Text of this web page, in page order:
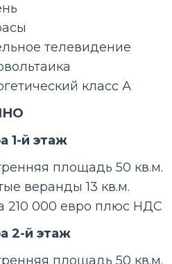
телевидение
класс А
1-й этаж
площадь 50 кв.м.
веранды 13 кв.м.
210 000 евро плюс НДС
2-й этаж
площадь 50 кв.м.